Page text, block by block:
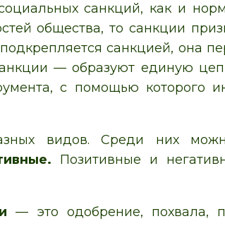
санкций, как и
общества, то санкции
санкцией, она
— образуют единую
с помощью которого
видов. Среди них
Позитивные и
— это одобрение, похвала,